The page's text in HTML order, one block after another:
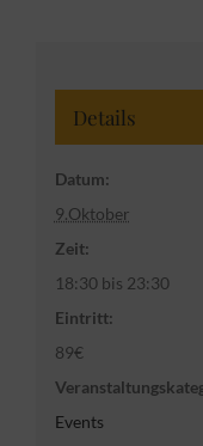
Details
Datum:
9.Oktober
Zeit:
18:30 bis 23:30
Eintritt:
89€
Events